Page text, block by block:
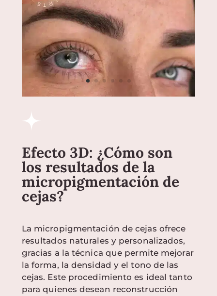
Efecto 3D: ¿Cómo son
los resultados de la
micropigmentación de
cejas?
La micropigmentación de cejas ofrece
resultados naturales y personalizados,
gracias a la técnica que permite mejorar
la forma, la densidad y el tono de las
cejas. Este procedimiento es ideal tanto
para quienes desean reconstrucción